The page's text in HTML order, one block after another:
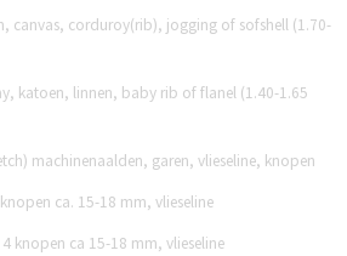
canvas, corduroy(rib), jogging of sofshell (1.70-
katoen, linnen, baby rib of flanel (1.40-1.65
machinenaalden, garen, vlieseline, knopen
ca. 15-18 mm, vlieseline
knopen ca 15-18 mm, vlieseline